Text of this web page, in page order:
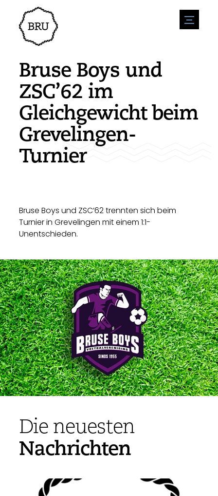
menu
Veranstaltungskalender
Veranstaltung anmelden
Übernachtung
Geschäfte
Natur & wasser
Sport
Sehenswürdigkeiten
Geschichte
Zugänglichkeit
Parken
Wohnumfeld
Um zu unternehmen
Stellenangebote
Stellenangebote veröffentlichen
Unternehmen
BIZ Bruinisse
Nachrichtenübersicht
Neuigkeiten einreichen
Bruse Boys und
ZSC’62 im
Gleichgewicht beim
Grevelingen-
Turnier
Bruse Boys und ZSC’62 trennten sich beim
Turnier in Grevelingen mit einem 1:1-
Unentschieden.
Die neuesten
Nachrichten